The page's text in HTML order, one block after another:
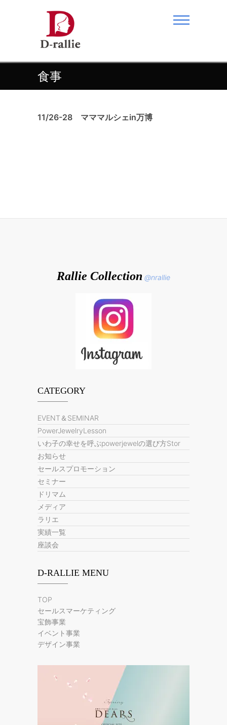
あなたの夢をおつなぎします。
食事
11/26-28 マママルシェin万博
Rallie Collection @nrallie
CATEGORY
EVENT＆SEMINAR
PowerJewelryLesson
いわ子の幸せを呼ぶpowerjewelの選び方Stor
お知らせ
セールスプロモーション
セミナー
ドリマム
メディア
ラリエ
実績一覧
座談会
D-RALLIE MENU
TOP
セールスマーケティング
宝飾事業
イベント事業
デザイン事業